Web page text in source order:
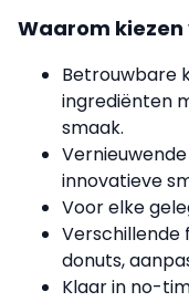
Waarom kiezen
Betrouwbare
ingrediënten
smaak.
innovatieve
Voor elke
Verschillende
donuts,
Klaar in no-